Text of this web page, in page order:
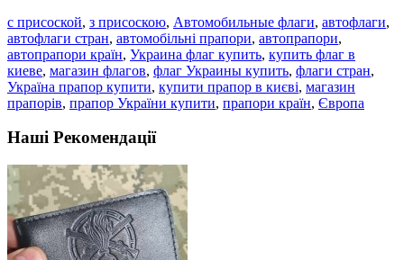
с присоской, з присоскою, Автомобильные флаги, автофлаги,
автофлаги стран, автомобільні прапори, автопрапори,
автопрапори країн, Украина флаг купить, купить флаг в
киеве, магазин флагов, флаг Украины купить, флаги стран,
Україна прапор купити, купити прапор в києві, магазин
прапорів, прапор України купити, прапори країн, Європа
Наші Рекомендації